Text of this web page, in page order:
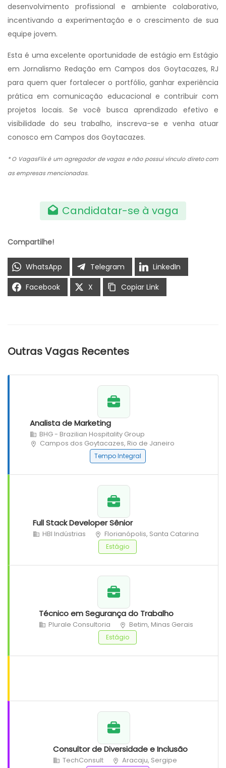
desenvolvimento profissional e ambiente colaborativo,
incentivando a experimentação e o crescimento de sua
equipe jovem.
Esta é uma excelente oportunidade de estágio em Estágio
em Jornalismo Redação em Campos dos Goytacazes, RJ
para quem quer fortalecer o portfólio, ganhar experiência
prática em comunicação educacional e contribuir com
projetos locais. Se você busca aprendizado efetivo e
visibilidade do seu trabalho, inscreva-se e venha atuar
conosco em Campos dos Goytacazes.
* O VagasFlix é um agregador de vagas e não possui vínculo direto com
as empresas mencionadas.
Candidatar-se à vaga
Compartilhe!
WhatsApp Telegram
LinkedIn
Facebook
X Copiar Link
Outras Vagas Recentes
Analista de Marketing
BHG - Brazilian Hospitality Group
Campos dos Goytacazes, Rio de Janeiro
Tempo Integral
Full Stack Developer Sênior
HBI Indústrias Florianópolis, Santa Catarina
Estágio
Técnico em Segurança do Trabalho
Plurale Consultoria Betim, Minas Gerais
Estágio
Consultor de Diversidade e Inclusão
TechConsult Aracaju, Sergipe